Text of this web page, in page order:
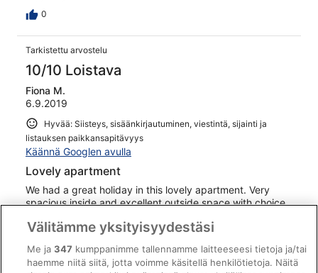
0
Tarkistettu arvostelu
10/10 Loistava
Fiona M.
6.9.2019
Hyvää: Siisteys, sisäänkirjautuminen, viestintä, sijainti ja
listauksen paikkansapitävyys
Käännä Googlen avulla
Lovely apartment
We had a great holiday in this lovely apartment. Very
spacious inside and excellent outside space with choice
Very secure and lift to the apartment with a lovely well
straightforward and Fatima was there to greet us when
we arrived. Solrio apartments are in a quiet area but very
Näytä enemmän
Välitämme yksityisyydestäsi
Me ja347 kumppanimme tallennamme laitteeseesi tietoja ja/tai
haemme niitä siitä, jotta voimme käsitellä henkilötietoja. Näitä